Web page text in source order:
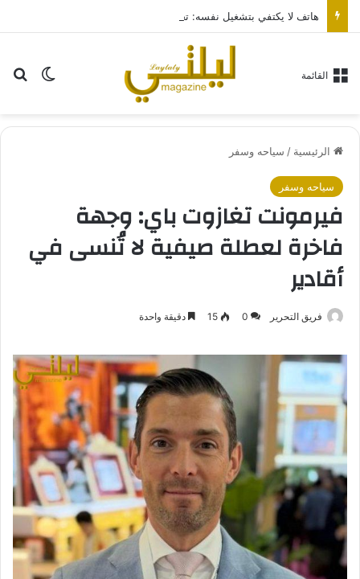
الوضع القائمة
الرئيسية / سياحه وسفر
سياحه وسفر
فيرمونت تغازوت باي: وجهة
فاخرة لعطلة صيفية لا تُنسى في
أقادير
فريق التحرير 0
15 دقيقة واحدة